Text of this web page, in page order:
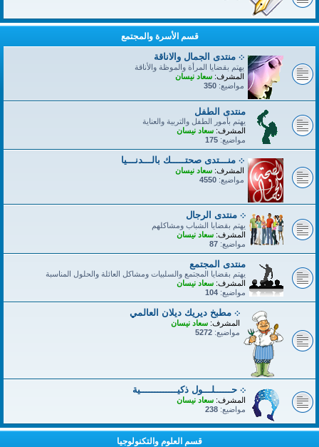
قسم الأسرة والمجتمع
܀ منتدى الجمال والاناقة
يهتم بقضايا المرأة والموظة والأناقة
المشرف: سعاد نيسان
مواضيع: 350
منتدى الطفل
يهتم بأمور الطفل والتربية والعناية
المشرف: سعاد نيسان
مواضيع: 175
܀ منـــتدى صحتـــــك بالـــدنـــيا
المشرف: سعاد نيسان
مواضيع: 4550
܀ منتدى الرجال
يهتم بقضايا الشباب ومشاكلهم
المشرف: سعاد نيسان
مواضيع: 87
منتدى المجتمع
يهتم بقضايا المجتمع والسلبيات ومشاكل العائلة والحلول المناسبة
المشرف: سعاد نيسان
مواضيع: 104
܀ مطبخ ديريك ديلان العالمي
المشرف: سعاد نيسان
مواضيع: 5272
܀ حــــــلـــول ذكيـــــــــــــية
المشرف: سعاد نيسان
مواضيع: 238
قسم العلوم والتكنولوجيا